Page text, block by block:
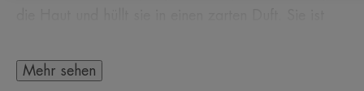
Kinder, ab 2 Jahren.
Mehr sehen